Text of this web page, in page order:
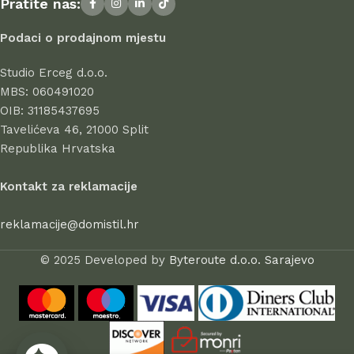
uspješno posluju, dokazujući svoju pouzdanost i
profesionalnost.
Svi proizvodi u ponudi odlikuju se visokom kvalitetom izrade,
atraktivnim dizajnom, dugim vijekom trajanja i sigurnošću pri
uporabi. Kod nas birate s povjerenjem – jer stil počinje u
domu.
Pratite nas:
Podaci o prodajnom mjestu
Studio Erceg d.o.o.
MBS: 060491020
OIB: 31185437695
Tavelićeva 46, 21000 Split
Republika Hrvatska
Kontakt za reklamacije
reklamacije@domistil.hr
© 2025 Developed by Byteroute d.o.o. Sarajevo